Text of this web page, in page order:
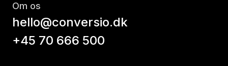
Om os
hello@conversio.dk
+45 70 666 500